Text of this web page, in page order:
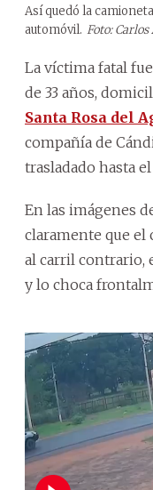
Así quedó la
automóvil. Foto:
La víctima fatal
de 33 años,
Santa Rosa del
compañía de
trasladado hasta
En las imágenes
claramente que el
al carril contrario,
y lo choca